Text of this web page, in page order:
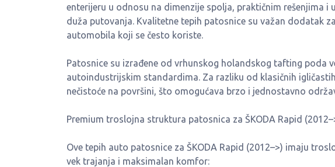
enterijeru u odnosu na dimenzije spolja, praktičnim rešenjima
duža putovanja. Kvalitetne tepih patosnice su važan dodatak
automobila koji se često koriste.
Patosnice su izrađene od vrhunskog holandskog tafting poda
autoindustrijskim standardima. Za razliku od klasičnih
nečistoće na površini, što omogućava brzo i jednostavno
Premium troslojna struktura patosnica za ŠKODA Rapid
Ove tepih auto patosnice za ŠKODA Rapid (2012–>) imaju
vek trajanja i maksimalan komfor: